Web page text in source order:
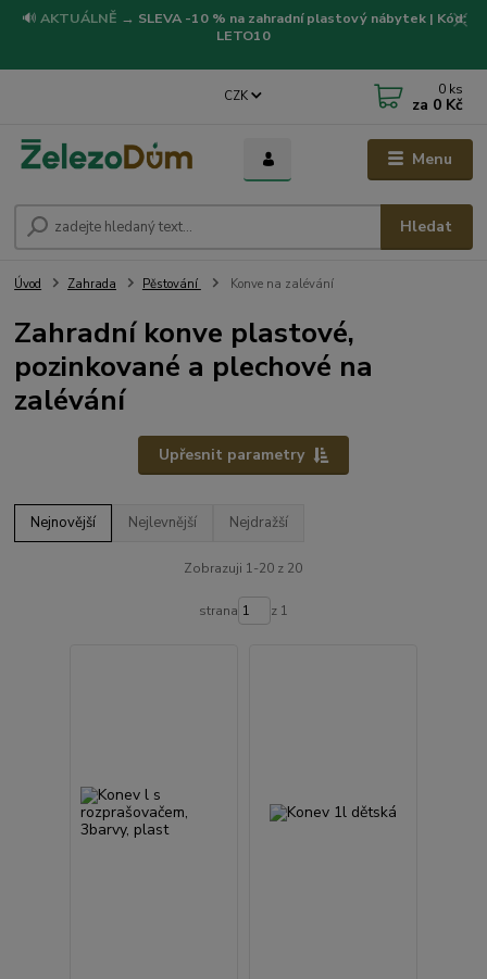
🔊 AKTUÁLNĚ → SLEVA -10 % na zahradní plastový nábytek | Kód:
LETO10
Menu
CZK
Hledat
0 ks
za 0 Kč
Úvod Zahrada Pěstování Konve na zalévání
Zahradní konve plastové,
pozinkované a plechové na
zalévání
Upřesnit parametry
Nejnovější Nejlevnější Nejdražší
Zobrazuji 1-20 z 20
strana z 1